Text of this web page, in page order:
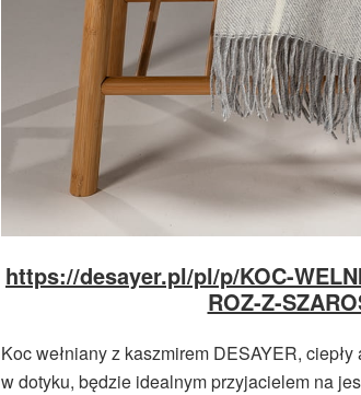
https://desayer.pl/pl/p/KOC-
ROZ-Z-
Koc wełniany z kaszmirem DESAYER,
w dotyku, będzie idealnym przyjacielem na